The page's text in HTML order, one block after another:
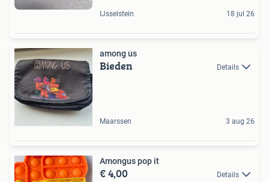
IJsselstein 18 jul 26
among us
Bieden Details
Maarssen 3 aug 26
Amongus pop it
€ 4,00 Details